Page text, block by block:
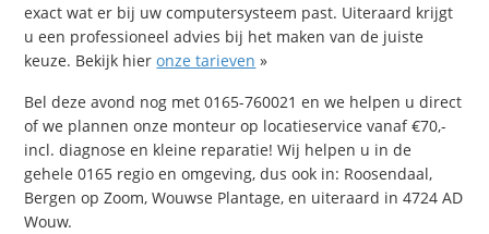
exact wat er bij uw computersysteem past. Uiteraard krijgt
u een professioneel advies bij het maken van de juiste
keuze. Bekijk hieronze tarieven »
Bel deze avond nog met 0165-760021 en we helpen u direct
of we plannen onze monteur op locatieservice vanaf €70,-
incl. diagnose en kleine reparatie! Wij helpen u in de
gehele 0165 regio en omgeving, dus ook in: Roosendaal,
Bergen op Zoom, Wouwse Plantage, en uiteraard in 4724 AD
Wouw.